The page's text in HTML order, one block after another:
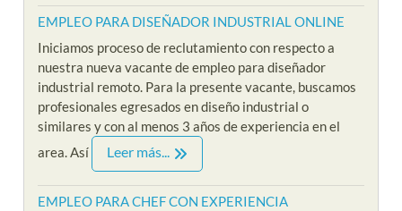
EMPLEO PARA DISEÑADOR INDUSTRIAL ONLINE
Iniciamos proceso de reclutamiento con respecto a
nuestra nueva vacante de empleo para diseñador
industrial remoto. Para la presente vacante, buscamos
profesionales egresados en diseño industrial o
similares y con al menos 3 años de experiencia en el
area. Así
Leer más...
EMPLEO PARA CHEF CON EXPERIENCIA